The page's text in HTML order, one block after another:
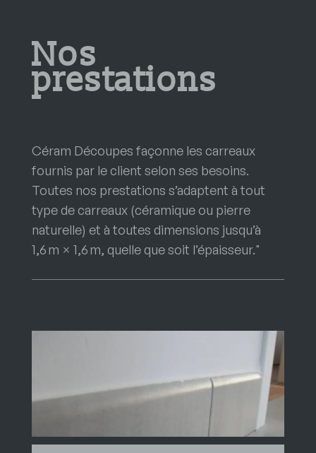
Nos
prestations
Céram Découpes façonne les carreaux
fournis par le client selon ses besoins.
Toutes nos prestations s’adaptent à tout
type de carreaux (céramique ou pierre
naturelle) et à toutes dimensions jusqu’à
1,6 m × 1,6 m, quelle que soit l’épaisseur."